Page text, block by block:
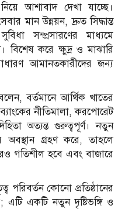
আশাবাদ দেখা যাচ্ছে।
মান উন্নয়ন, দ্রুত সিদ্ধান্ত
সম্প্রসারণের মাধ্যমে
বিশেষ করে ক্ষুদ্র ও মাঝারি
আমানতকারীদের জন্য
বর্তমানে আর্থিক খাতের
ব্যাংকের নীতিমালা, করপোরেট
অত্যন্ত গুরুত্বপূর্ণ। নতুন
গ্রহণ করে, তাহলে
গতিশীল হবে এবং বাজারে
পরিবর্তন কোনো প্রতিষ্ঠানের
একটি নতুন দৃষ্টিভঙ্গি ও